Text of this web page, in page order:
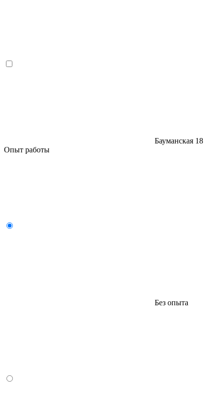
Бауманская 18
Опыт работы
Без опыта